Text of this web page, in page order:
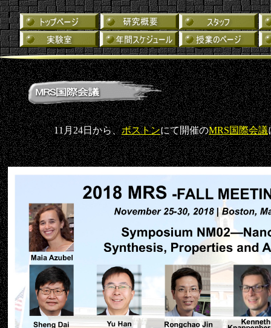
11月24日から、ボストンにて開催のMRS国際会議